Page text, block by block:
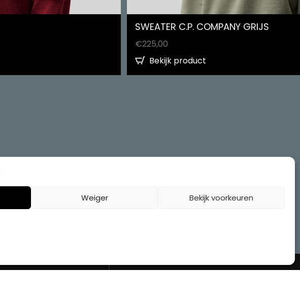
Weiger Bekijk voorkeuren
SWEATER C.P. COMPANY GRIJS
€225,00
Bekijk product